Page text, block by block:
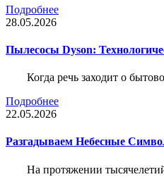
Подробнее
28.05.2026
Пылесосы Dyson:
Когда речь заходит о
Подробнее
22.05.2026
Разгадываем Небесные
На протяжении